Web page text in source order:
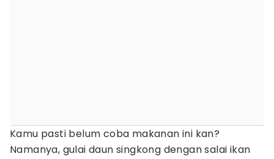
Kamu pasti belum coba makanan ini kan?
Namanya, gulai daun singkong dengan salai ikan